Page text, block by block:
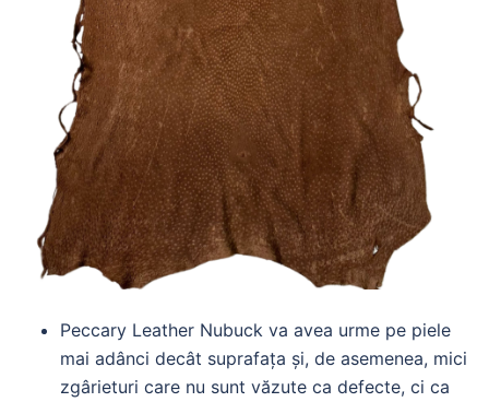
Peccary Leather Nubuck va avea urme pe piele
mai adânci decât suprafața și, de asemenea, mici
zgârieturi care nu sunt văzute ca defecte, ci ca